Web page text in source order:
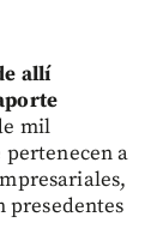
allí
mil
a
presedentes